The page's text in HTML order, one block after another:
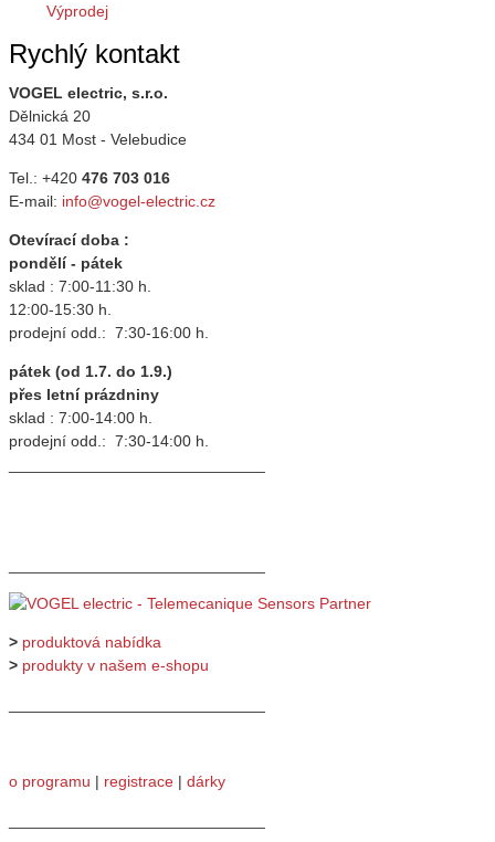
Výprodej
Rychlý kontakt
VOGEL electric, s.r.o.
Dělnická 20
434 01 Most - Velebudice
Tel.: +420 476 703 016
E-mail: info@vogel-electric.cz
Otevírací doba :
pondělí - pátek
sklad : 7:00-11:30 h.
12:00-15:30 h.
prodejní odd.: 7:30-16:00 h.
pátek (od 1.7. do 1.9.)
přes letní prázdniny
sklad : 7:00-14:00 h.
prodejní odd.: 7:30-14:00 h.
> produktová nabídka
> produkty v našem e-shopu
o programu | registrace | dárky